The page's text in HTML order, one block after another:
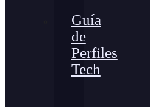
Guía
de
Perfiles
Tech